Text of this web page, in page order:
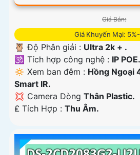
Giá Bán:
Giá Khuyến Mại:
🦉 Độ Phân giải : Ultra 2k + .
🕉️ Tích hợp công nghệ : IP POE.
🔅 Xem ban đêm : Hồng Ngoại
Smart IR.
💢 Camera Dòng Thân Plastic.
️₤ Tích Hợp : Thu Âm.